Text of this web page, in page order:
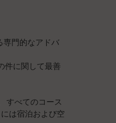
専門的なアドバ
件に関して最善
すべてのコース
は宿泊および空